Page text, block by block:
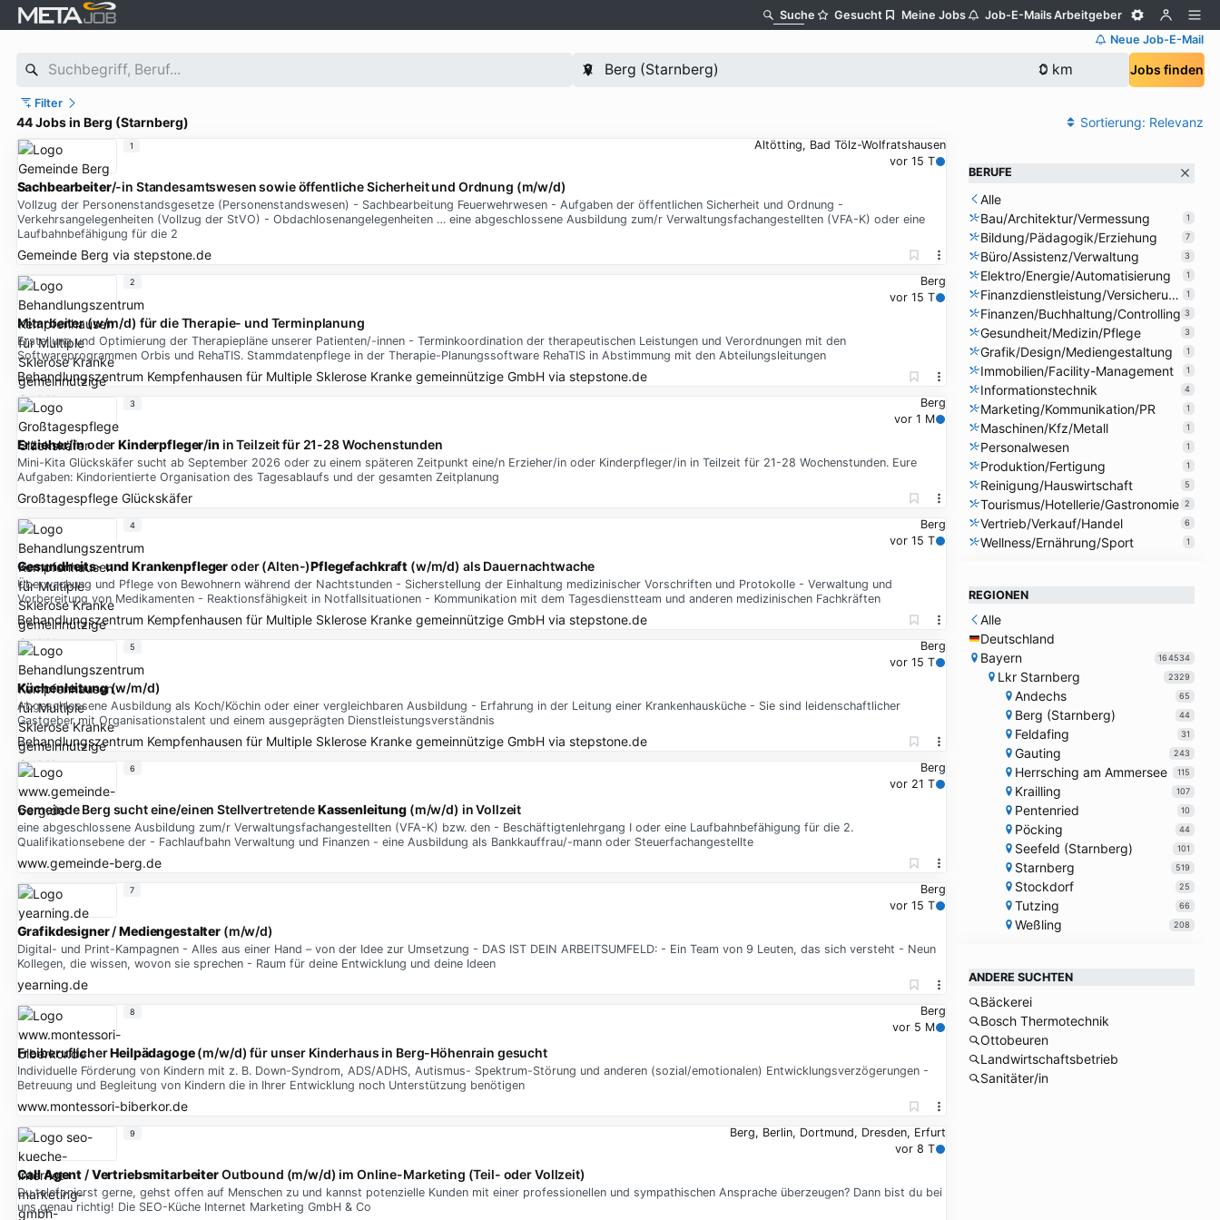
Suche Gesucht Meine Jobs Job-E-MailsArbeitgeber
Neue Job-E-Mail
Jobs finden
Filter
44 Jobs in Berg (Starnberg) Sortierung: Relevanz
Altötting, Bad Tölz-Wolfratshausen
vor 15 T
Sachbearbeiter/-in Standesamtswesen sowie öffentliche Sicherheit und Ordnung (m/w/d)
Vollzug der Personenstandsgesetze (Personenstandswesen) - Sachbearbeitung Feuerwehrwesen - Aufgaben der öffentlichen Sicherheit und Ordnung -
Verkehrsangelegenheiten (Vollzug der StVO) - Obdachlosenangelegenheiten … eine abgeschlossene Ausbildung zum/r Verwaltungsfachangestellten (VFA-K) oder eine
Laufbahnbefähigung für die 2
Gemeinde Berg via stepstone.de
1
Berg
vor 15 T
Mitarbeiter (w/m/d) für die Therapie- und Terminplanung
Erstellung und Optimierung der Therapiepläne unserer Patienten/-innen - Terminkoordination der therapeutischen Leistungen und Verordnungen mit den
Softwareprogrammen Orbis und RehaTIS. Stammdatenpflege in der Therapie-Planungssoftware RehaTIS in Abstimmung mit den Abteilungsleitungen
Behandlungszentrum Kempfenhausen für Multiple Sklerose Kranke gemeinnützige GmbHvia stepstone.de
2
Berg
vor 1 M
Erzieher/inoderKinderpfleger/inin Teilzeit für 21-28 Wochenstunden
Mini-Kita Glückskäfer sucht ab September 2026 oder zu einem späteren Zeitpunkt eine/n Erzieher/in oder Kinderpfleger/in in Teilzeit für 21-28 Wochenstunden. Eure
Aufgaben: Kindorientierte Organisation des Tagesablaufs und der gesamten Zeitplanung
Großtagespflege Glückskäfer
3
Berg
vor 15 T
Gesundheits-undKrankenpflegeroder (Alten-)Pflegefachkraft (w/m/d) als Dauernachtwache
Überwachung und Pflege von Bewohnern während der Nachtstunden - Sicherstellung der Einhaltung medizinischer Vorschriften und Protokolle - Verwaltung und
Vorbereitung von Medikamenten - Reaktionsfähigkeit in Notfallsituationen - Kommunikation mit dem Tagesdienstteam und anderen medizinischen Fachkräften
Behandlungszentrum Kempfenhausen für Multiple Sklerose Kranke gemeinnützige GmbHvia stepstone.de
4
Berg
vor 15 T
Küchenleitung(w/m/d)
Abgeschlossene Ausbildung als Koch/Köchin oder einer vergleichbaren Ausbildung - Erfahrung in der Leitung einer Krankenhausküche - Sie sind leidenschaftlicher
Gastgeber mit Organisationstalent und einem ausgeprägten Dienstleistungsverständnis
Behandlungszentrum Kempfenhausen für Multiple Sklerose Kranke gemeinnützige GmbHvia stepstone.de
5
Berg
vor 21 T
Gemeinde Berg sucht eine/einen StellvertretendeKassenleitung(m/w/d) in Vollzeit
eine abgeschlossene Ausbildung zum/r Verwaltungsfachangestellten (VFA-K) bzw. den - Beschäftigtenlehrgang I oder eine Laufbahnbefähigung für die 2.
Qualifikationsebene der - Fachlaufbahn Verwaltung und Finanzen - eine Ausbildung als Bankkauffrau/-mann oder Steuerfachangestellte
www.gemeinde-berg.de
6
Berg
vor 15 T
Grafikdesigner/Mediengestalter (m/w/d)
Digital- und Print-Kampagnen - Alles aus einer Hand – von der Idee zur Umsetzung - DAS IST DEIN ARBEITSUMFELD: - Ein Team von 9 Leuten, das sich versteht - Neun
Kollegen, die wissen, wovon sie sprechen - Raum für deine Entwicklung und deine Ideen
yearning.de
7
Berg
vor 5 M
FreiberuflicherHeilpädagoge(m/w/d) für unser Kinderhaus in Berg-Höhenrain gesucht
Individuelle Förderung von Kindern mit z. B. Down-Syndrom, ADS/ADHS, Autismus- Spektrum-Störung und anderen (sozial/emotionalen) Entwicklungsverzögerungen -
Betreuung und Begleitung von Kindern die in Ihrer Entwicklung noch Unterstützung benötigen
www.montessori-biberkor.de
8
Berg, Berlin, Dortmund, Dresden, Erfurt
vor 8 T
CallAgent /VertriebsmitarbeiterOutbound (m/w/d) im Online-Marketing (Teil- oder Vollzeit)
Du telefonierst gerne, gehst offen auf Menschen zu und kannst potenzielle Kunden mit einer professionellen und sympathischen Ansprache überzeugen? Dann bist du bei
uns genau richtig! Die SEO-Küche Internet Marketing GmbH & Co
9
BERUFE
Alle
Bau/Architektur/Vermessung
1
Bildung/Pädagogik/Erziehung 7
Büro/Assistenz/Verwaltung 3
Elektro/Energie/Automatisierung 1
Finanzdienstleistung/Versicherung 1
Finanzen/Buchhaltung/Controlling 3
Gesundheit/Medizin/Pflege 3
Grafik/Design/Mediengestaltung 1
Immobilien/Facility-Management 1
Informationstechnik 4
Marketing/Kommunikation/PR 1
Maschinen/Kfz/Metall 1
Personalwesen 1
Produktion/Fertigung 1
Reinigung/Hauswirtschaft 5
Tourismus/Hotellerie/Gastronomie 2
Vertrieb/Verkauf/Handel 6
Wellness/Ernährung/Sport 1
REGIONEN
Alle
Deutschland
Bayern
164534
Lkr Starnberg 2329
Andechs 65
Berg (Starnberg) 44
Feldafing 31
Gauting 243
Herrsching am Ammersee 115
Krailling 107
Pentenried 10
Pöcking 44
Seefeld (Starnberg) 101
Starnberg 519
Stockdorf 25
Tutzing 66
Weßling 208
ANDERE SUCHTEN
Bäckerei
Bosch Thermotechnik
Ottobeuren
Landwirtschaftsbetrieb
Sanitäter/in